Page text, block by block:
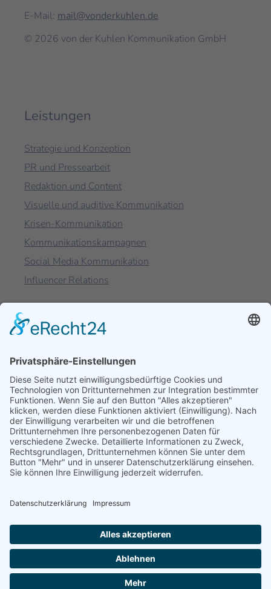
E-Mail: mail@vonderkuhlen.de
© 2026 von der Kuhlen Kommunikation GmbH
Leistungen
Strategie und Konzeption
PR und Pressearbeit
Redaktion und Content
Visuelle und auditive Kommunikation
Krisen-Kommunikation
Kommunikationskampagnen
Social Media Kommunikation
Influencer Relations
Branchen
Pharma und Healthcare
Technologie
Film & Fernsehen
Weitere Links
Offene Stellen